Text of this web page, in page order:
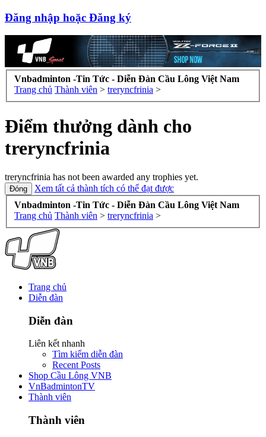
Đăng nhập hoặc Đăng ký
Vnbadminton -Tin Tức - Diễn Đàn Cầu Lông Việt Nam
Trang chủ Thành viên > treryncfrinia >
Điểm thưởng dành cho
treryncfrinia
treryncfrinia has not been awarded any trophies yet.
Xem tất cả thành tích có thể đạt được
Vnbadminton -Tin Tức - Diễn Đàn Cầu Lông Việt Nam
Trang chủ Thành viên > treryncfrinia >
Trang chủ
Diễn đàn
Diễn đàn
Liên kết nhanh
Tìm kiếm diễn đàn
Recent Posts
Shop Cầu Lông VNB
VnBadmintonTV
Thành viên
Thành viên